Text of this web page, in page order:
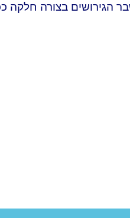
הגירושים בצורה חלקה